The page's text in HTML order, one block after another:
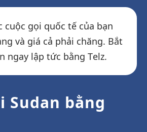
cuộc gọi quốc tế của bạn
và giá cả phải chăng. Bắt
ngay lập tức bằng Telz.
Sudan bằng